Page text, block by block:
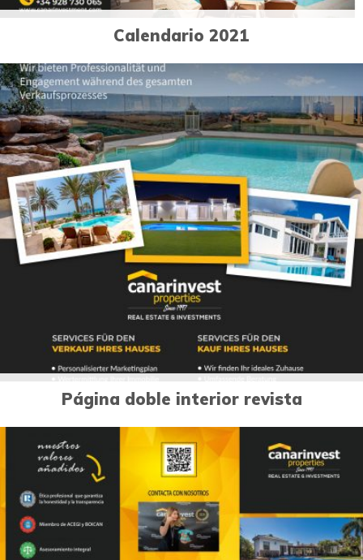
Calendario 2021
0
Diseño publicitario
Página doble interior revista
0